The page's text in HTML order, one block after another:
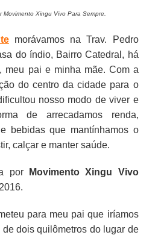
Movimento Xingu Vivo Para Sempre.
morávamos na Trav. Pedro
do índio, Bairro Catedral, há
meu pai e minha mãe. Com a
do centro da cidade para o
nosso modo de viver e
de arrecadamos renda,
bebidas que mantínhamos o
calçar e manter saúde.
por
Movimento Xingu Vivo
para meu pai que iríamos
dois quilômetros do lugar de